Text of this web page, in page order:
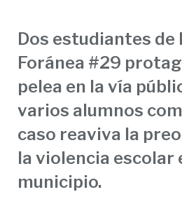
Dos estudiantes de
Foránea #29
pelea en la vía
varios alumnos
caso reaviva la
la violencia escolar
municipio.